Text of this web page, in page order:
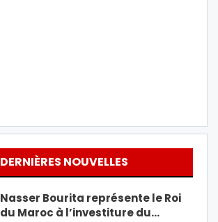
DERNIÈRES NOUVELLES
Nasser Bourita représente le Roi
du Maroc à l’investiture du…